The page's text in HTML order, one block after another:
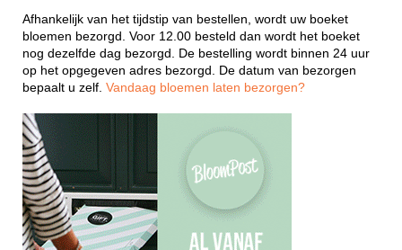
Afhankelijk van het tijdstip van bestellen, wordt uw boeket
bloemen bezorgd. Voor 12.00 besteld dan wordt het boeket
nog dezelfde dag bezorgd. De bestelling wordt binnen 24 uur
op het opgegeven adres bezorgd. De datum van bezorgen
bepaalt u zelf. Vandaag bloemen laten bezorgen?